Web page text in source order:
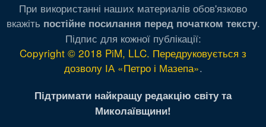
При використанні наших материалів обов'язково
вкажіть постійне посилання перед початком тексту.
Підпис для кожної публікації:
Copyright © 2018 PiM, LLC. Передруковується з
дозволу ІА «Петро і Мазепа».
Підтримати найкращу редакцію світу та
Миколаївщини!